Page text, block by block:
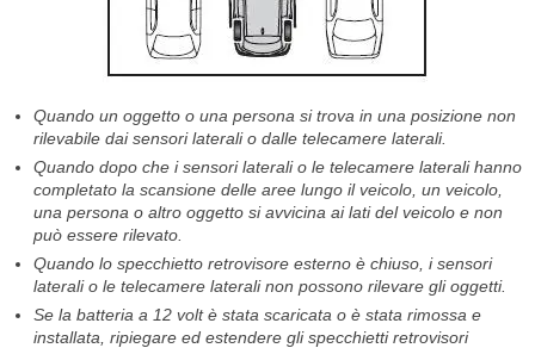
Quando un oggetto o una persona si trova in una posizione non
rilevabile dai sensori laterali o dalle telecamere laterali.
Quando dopo che i sensori laterali o le telecamere laterali hanno
completato la scansione delle aree lungo il veicolo, un veicolo,
una persona o altro oggetto si avvicina ai lati del veicolo e non
può essere rilevato.
Quando lo specchietto retrovisore esterno è chiuso, i sensori
laterali o le telecamere laterali non possono rilevare gli oggetti.
Se la batteria a 12 volt è stata scaricata o è stata rimossa e
installata, ripiegare ed estendere gli specchietti retrovisori